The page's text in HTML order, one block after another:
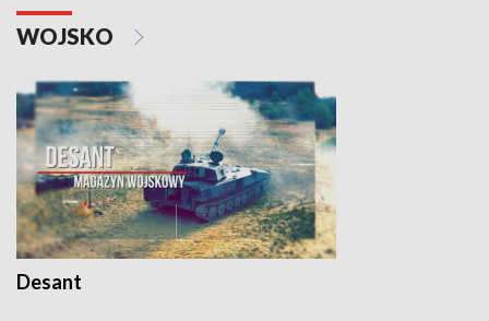
WOJSKO
Desant